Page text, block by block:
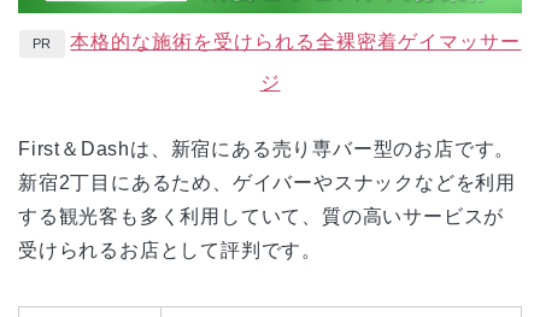
PR 本格的な施術を受けられる全裸密着ゲイマッサー
ジ
First＆Dashは、新宿にある売り専バー型のお店です。
新宿2丁目にあるため、ゲイバーやスナックなどを利用
する観光客も多く利用していて、質の高いサービスが
受けられるお店として評判です。